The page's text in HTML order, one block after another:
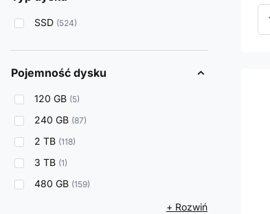
SSD 524
Pojemność dysku
120 GB 5
240 GB 87
2 TB 118
3 TB 1
480 GB 159
+ Rozwiń